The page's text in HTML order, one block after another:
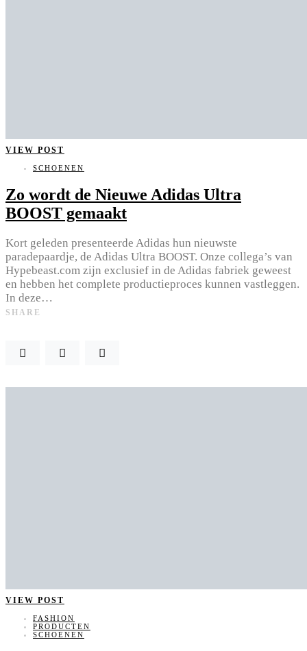
VIEW POST
SCHOENEN
Zo wordt de Nieuwe Adidas Ultra
BOOST gemaakt
Kort geleden presenteerde Adidas hun nieuwste
paradepaardje, de Adidas Ultra BOOST. Onze collega’s van
Hypebeast.com zijn exclusief in de Adidas fabriek geweest
en hebben het complete productieproces kunnen vastleggen.
In deze…
SHARE
VIEW POST
FASHION
PRODUCTEN
SCHOENEN